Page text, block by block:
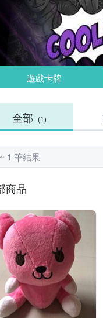
遊戲卡牌
全部 (1)
1 筆結果
商品